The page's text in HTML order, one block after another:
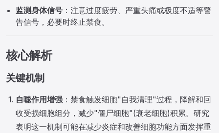
监测身体信号 ：注意过度疲劳、严重头痛或极度不适等警
告信号，必要时终止禁食。
核心解析
关键机制
自噬作用增强 ：禁食触发细胞"自我清理"过程，降解和回
收受损细胞组分，减少"僵尸细胞"(衰老细胞)积累。研究
表明这一机制可能在减少炎症和改善细胞功能方面发挥重